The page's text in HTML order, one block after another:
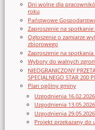
Dni wolne dla
roku
Państwowe
Zaproszenie na
Ogłoszenie o zamiarze
zbiorowego
Zaproszenie na spotkania
Wybory do walnych
NIEOGRANICZONY
SPECJALNEGO STAR 200
Plan ogólny gminy
Uzgodnienia 16.02.2026
Uzgodnienia 13.05.2026
Uzgodnienia 29.05.2026
Projekt przekazany do